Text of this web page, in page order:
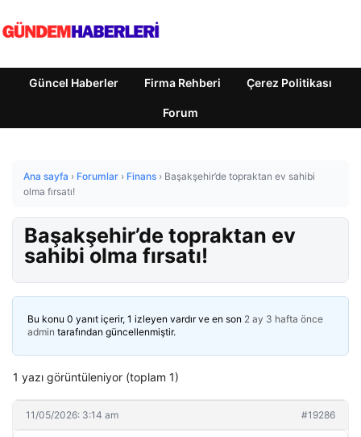
Güncel Haberler Firma Rehberi Çerez Politikası
Forum
Ana sayfa › Forumlar › Finans › Başakşehir’de topraktan ev sahibi
olma fırsatı!
Başakşehir’de topraktan ev
sahibi olma fırsatı!
Bu konu 0 yanıt içerir, 1 izleyen vardır ve en son 2 ay 3 hafta önce
admin tarafından güncellenmiştir.
1 yazı görüntüleniyor (toplam 1)
11/05/2026: 3:14 am #19286